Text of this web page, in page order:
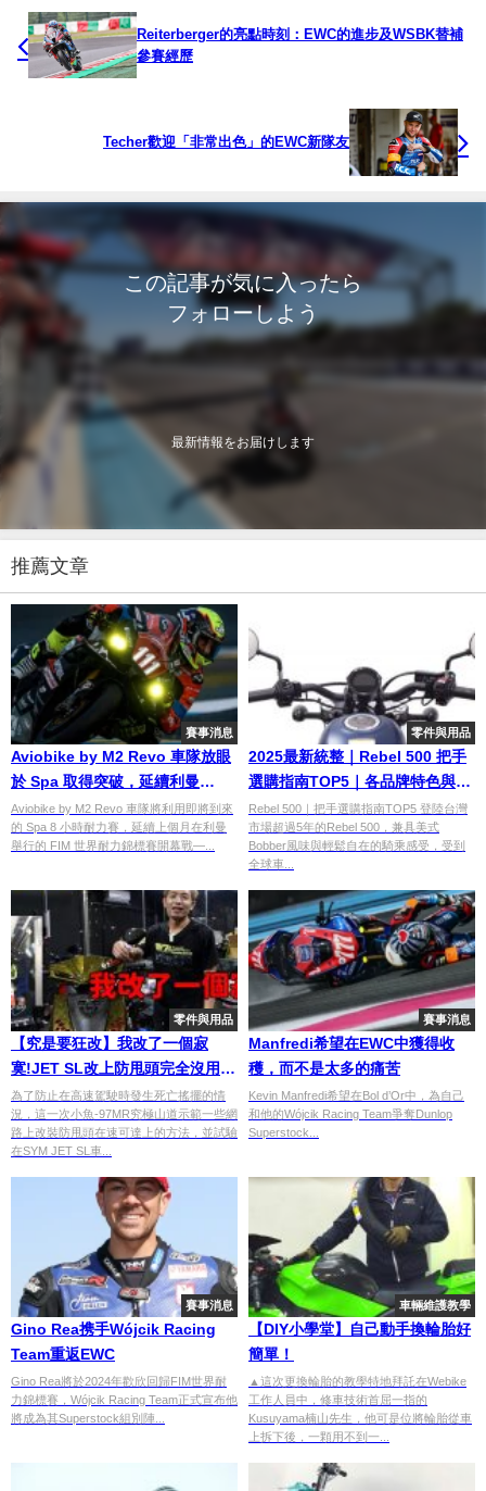
Reiterberger的亮點時刻：EWC的進步及WSBK替補
參賽經歷
Techer歡迎「非常出色」的EWC新隊友
この記事が気に入ったら
フォローしよう
最新情報をお届けします
推薦文章
賽事消息
Aviobike by M2 Revo 車隊放眼
於 Spa 取得突破，延續利曼
EWC 的希望
Aviobike by M2 Revo 車隊將利用即將到來
的 Spa 8 小時耐力賽，延續上個月在利曼
舉行的 FIM 世界耐力錦標賽開幕戰—...
零件與用品
2025最新統整｜Rebel 500 把手
選購指南TOP5｜各品牌特色與功
能一篇整理給你
Rebel 500｜把手選購指南TOP5 登陸台灣
市場超過5年的Rebel 500，兼具美式
Bobber風味與輕鬆自在的騎乘感受，受到
全球車...
零件與用品
【究是要狂改】我改了一個寂
寞!JET SL改上防甩頭完全沒用?
最貴的掛勾….YSS防甩頭
為了防止在高速駕駛時發生死亡搖擺的情
況，這一次小魚-97MR究極山道示範一些網
路上改裝防甩頭在速可達上的方法，並試驗
在SYM JET SL車...
賽事消息
Manfredi希望在EWC中獲得收
穫，而不是太多的痛苦
Kevin Manfredi希望在Bol d’Or中，為自己
和他的Wójcik Racing Team爭奪Dunlop
Superstock...
賽事消息
Gino Rea携手Wójcik Racing
Team重返EWC
Gino Rea將於2024年歡欣回歸FIM世界耐
力錦標賽，Wójcik Racing Team正式宣布他
將成為其Superstock組別陣...
車輛維護教學
【DIY小學堂】自己動手換輪胎好
簡單！
▲這次更換輪胎的教學特地拜託在Webike
工作人員中，修車技術首屈一指的
Kusuyama楠山先生，他可是位將輪胎從車
上拆下後，一顆用不到一...